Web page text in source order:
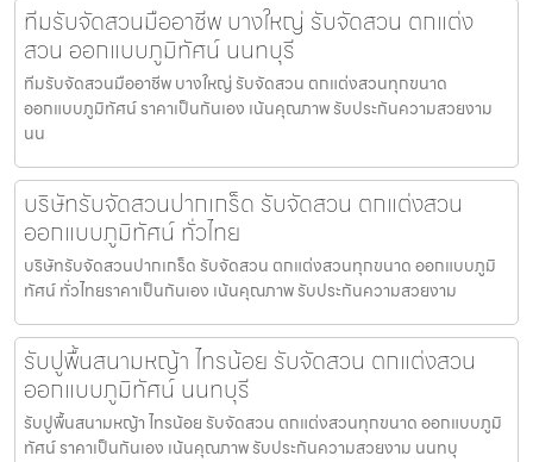
ทีมรับจัดสวนมืออาชีพ บางใหญ่ รับจัดสวน ตกแต่ง
สวน ออกแบบภูมิทัศน์ นนทบุรี
ทีมรับจัดสวนมืออาชีพ บางใหญ่ รับจัดสวน ตกแต่งสวนทุกขนาด
ออกแบบภูมิทัศน์ ราคาเป็นกันเอง เน้นคุณภาพ รับประกันความสวยงาม
นน
บริษัทรับจัดสวนปากเกร็ด รับจัดสวน ตกแต่งสวน
ออกแบบภูมิทัศน์ ทั่วไทย
บริษัทรับจัดสวนปากเกร็ด รับจัดสวน ตกแต่งสวนทุกขนาด ออกแบบภูมิ
ทัศน์ ทั่วไทยราคาเป็นกันเอง เน้นคุณภาพ รับประกันความสวยงาม
รับปูพื้นสนามหญ้า ไทรน้อย รับจัดสวน ตกแต่งสวน
ออกแบบภูมิทัศน์ นนทบุรี
รับปูพื้นสนามหญ้า ไทรน้อย รับจัดสวน ตกแต่งสวนทุกขนาด ออกแบบภูมิ
ทัศน์ ราคาเป็นกันเอง เน้นคุณภาพ รับประกันความสวยงาม นนทบุ